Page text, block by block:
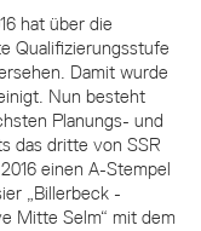
hat über die
Qualifizierungsstufe
Damit wurde
Nun besteht
Planungs- und
das dritte von SSR
einen A-Stempel
„Billerbeck -
Mitte Selm“ mit dem